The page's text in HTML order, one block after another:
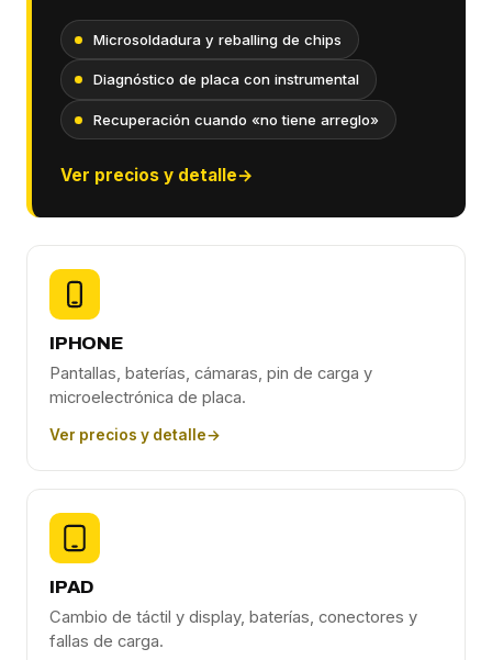
Microsoldadura y reballing de chips
Diagnóstico de placa con instrumental
Recuperación cuando «no tiene arreglo»
Ver precios y detalle→
IPHONE
Pantallas, baterías, cámaras, pin de carga y
microelectrónica de placa.
Ver precios y detalle→
IPAD
Cambio de táctil y display, baterías, conectores y
fallas de carga.